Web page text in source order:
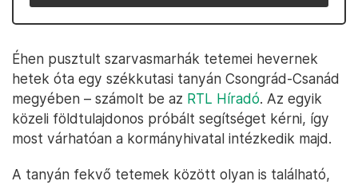
Éhen pusztult szarvasmarhák tetemei hevernek
hetek óta egy székkutasi tanyán Csongrád-Csanád
megyében – számolt be az RTL Híradó. Az egyik
közeli földtulajdonos próbált segítséget kérni, így
most várhatóan a kormányhivatal intézkedik majd.
A tanyán fekvő tetemek között olyan is található,